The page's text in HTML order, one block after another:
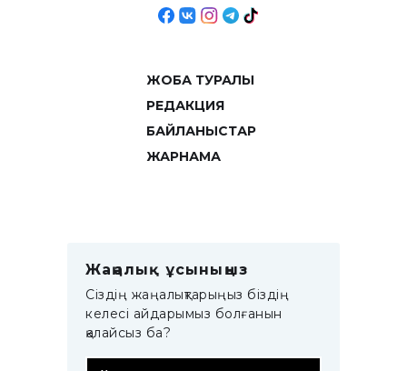
ЖОБА ТУРАЛЫ
РЕДАКЦИЯ
БАЙЛАНЫСТАР
ЖАРНАМА
Жаңалық ұсыныңыз
Сіздің жаңалықтарыңыз біздің
келесі айдарымыз болғанын
қалайсыз ба?